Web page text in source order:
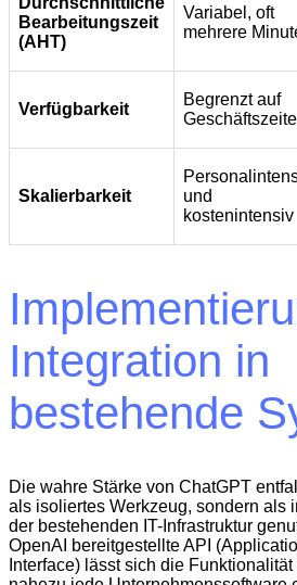
Bearbeitungszeit
(AHT)
Variabel, oft
mehrere
Verfügbarkeit
Begrenzt auf
Skalierbarkeit
und
kostenintensiv
Integration in
bestehende
Die wahre Stärke von ChatGPT
als isoliertes Werkzeug, sondern als
der bestehenden IT-Infrastruktur
OpenAI bereitgestellte API
Interface) lässt sich die